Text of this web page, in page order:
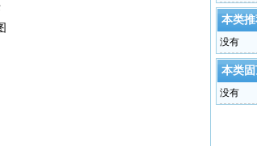
本类
没有
本类
没有